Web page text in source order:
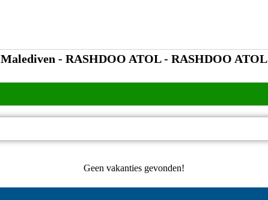
Malediven - RASHDOO ATOL - RASHDOO ATOL
Geen vakanties gevonden!